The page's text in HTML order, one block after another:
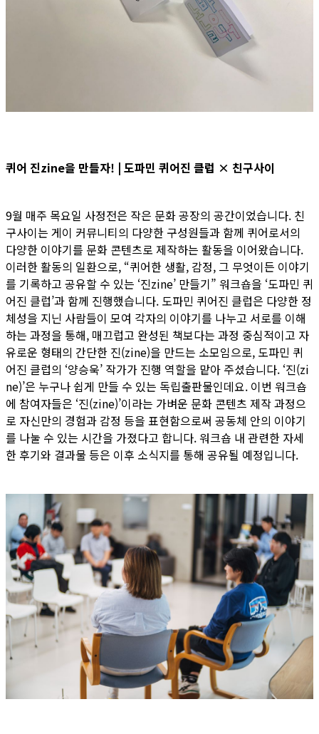
퀴어 진zine을 만들자! | 도파민 퀴어진 클럽 × 친구사이
9월 매주 목요일 사정전은 작은 문화 공장의 공간이었습니다. 친
구사이는 게이 커뮤니티의 다양한 구성원들과 함께 퀴어로서의
다양한 이야기를 문화 콘텐츠로 제작하는 활동을 이어왔습니다.
이러한 활동의 일환으로, “퀴어한 생활, 감정, 그 무엇이든 이야기
를 기록하고 공유할 수 있는 ‘진zine’ 만들기” 워크숍을 ‘도파민 퀴
어진 클럽’과 함께 진행했습니다. 도파민 퀴어진 클럽은 다양한 정
체성을 지닌 사람들이 모여 각자의 이야기를 나누고 서로를 이해
하는 과정을 통해, 매끄럽고 완성된 책보다는 과정 중심적이고 자
유로운 형태의 간단한 진(zine)을 만드는 소모임으로, 도파민 퀴
어진 클럽의 ‘양승욱’ 작가가 진행 역할을 맡아 주셨습니다. ‘진(zi
ne)’은 누구나 쉽게 만들 수 있는 독립출판물인데요. 이번 워크숍
에 참여자들은 ‘진(zine)’이라는 가벼운 문화 콘텐츠 제작 과정으
로 자신만의 경험과 감정 등을 표현함으로써 공동체 안의 이야기
를 나눌 수 있는 시간을 가졌다고 합니다. 워크숍 내 관련한 자세
한 후기와 결과물 등은 이후 소식지를 통해 공유될 예정입니다.